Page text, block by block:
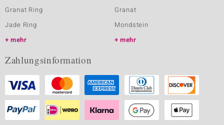
Granat Ring
Jade Ring
mehr
Granat
Mondstein
mehr
Zahlungsinformation